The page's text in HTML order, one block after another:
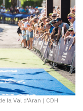
la Val d'Aran | CDH